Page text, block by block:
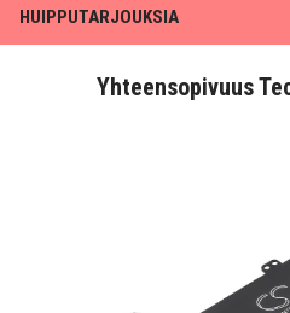
HUIPPUTARJOUKSIA
Yhteensopivuus